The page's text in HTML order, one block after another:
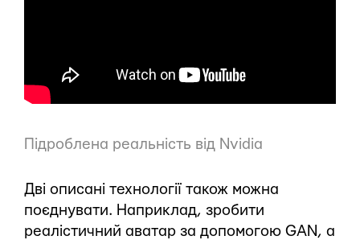
Підроблена реальність від Nvidia
Дві описані технології також можна
поєднувати. Наприклад, зробити
реалістичний аватар за допомогою GAN, а